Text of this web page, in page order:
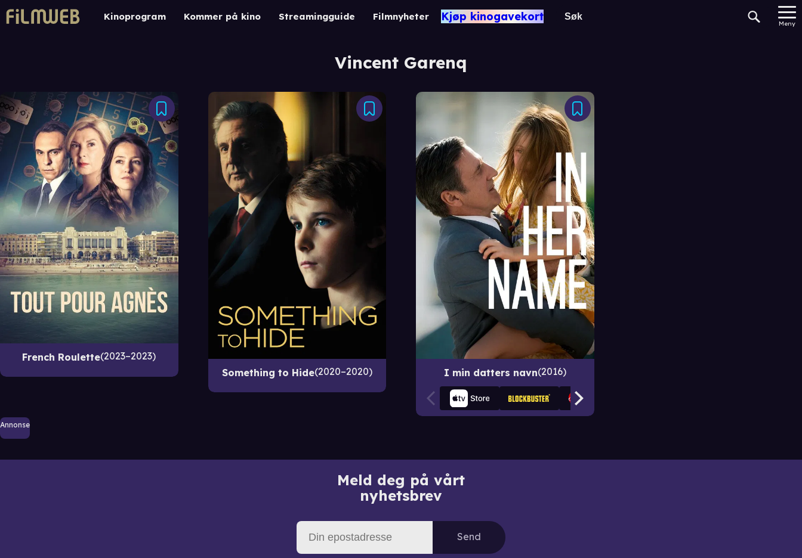
Kinoprogram Kommer på kino Streamingguide Filmnyheter Kjøp kinogavekort
Meny
Vincent Garenq
French Roulette 2023–2023
Something to Hide 2020–2020 I min datters navn 2016
Annonse
Meld deg på vårt
nyhetsbrev
Send